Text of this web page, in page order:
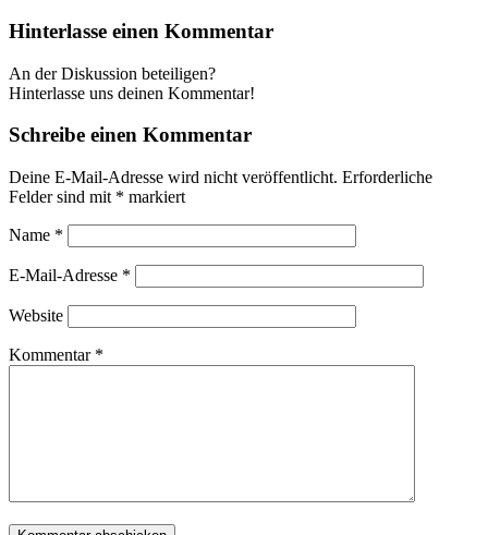
Hinterlasse einen Kommentar
An der Diskussion beteiligen?
Hinterlasse uns deinen Kommentar!
Schreibe einen Kommentar
Deine E-Mail-Adresse wird nicht veröffentlicht. Erforderliche
Felder sind mit * markiert
Name *
E-Mail-Adresse *
Website
Kommentar *